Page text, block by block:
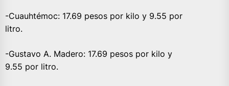
-Cuauhtémoc: 17.69 pesos por kilo y 9.55 por
litro.
-Gustavo A. Madero: 17.69 pesos por kilo y
9.55 por litro.